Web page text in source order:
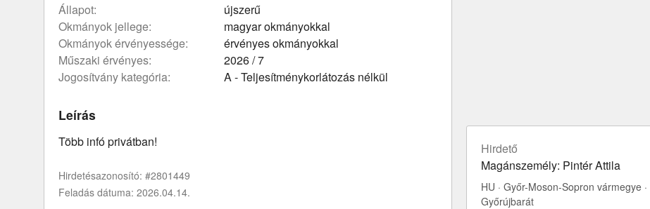
Hirdető
Magánszemély: Pintér Attila
HU · Győr-Moson-Sopron vármegye ·
Győrújbarát
állapot:
újszerű
okmányok jellege:
magyar okmányokkal
okmányok érvényessége:
érvényes okmányokkal
műszaki érvényes:
2026 / 7
Jogosítvány kategória:
A - Teljesítménykorlátozás nélkül
Leírás
Több infó privátban!
Hirdetésazonosító: #2801449
Feladás dátuma: 2026.04.14.